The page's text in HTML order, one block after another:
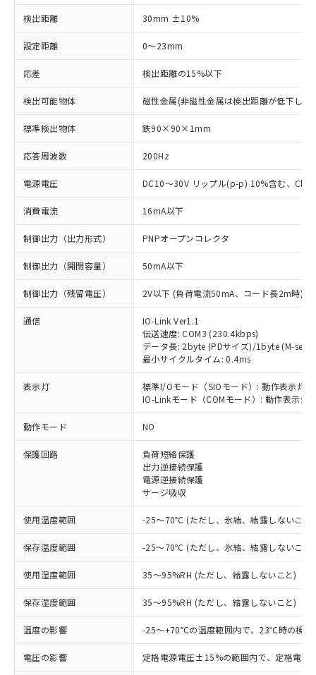
検出距離 30mm ±10%
設定距離 0～23mm
応差 検出距離の15%以下
検出可能物体 磁性金属(非磁性金属は検出距離が低下しま
標準検出物体 鉄90×90×1mm
応答周波数 200Hz
電源電圧 DC10～30V リップル(p-p) 10%含む、
消費電流 16mA以下
制御出力（出力形式） PNPオープンコレクタ
制御出力（開閉容量） 50mA以下
制御出力（残留電圧） 2V以下 (負荷電流50mA、コード長2m時)
通信
IO-Link Ver1.1
伝送速度: COM3 (230.4kbps)
データ長: 2byte (PDサイズ)/1byte (M-
最小サイクルタイム: 0.4ms
表示灯
標準I/Oモード（SIOモード）: 動作表示灯(
IO-Linkモード（COMモード）: 動作表示
動作モード NO
保護回路
負荷短絡保護
出力逆接続保護
電源逆接続保護
サージ吸収
使用温度範囲 -25～70℃ (ただし、氷結、結露しないこと)
保存温度範囲 -25～70℃ (ただし、氷結、結露しないこと)
使用湿度範囲 35～95%RH (ただし、結露しないこと)
保存湿度範囲 35～95%RH (ただし、結露しないこと)
温度の影響 -25～+70℃の温度範囲内で、23℃時の検
電圧の影響 定格電源電圧±15%の範囲内で、定格電
ご利用条件
以下の条件をお読みいただき、同意のうえ
ご利用ください。
本サービスは、当社制御機器事業取扱
商品の当社在庫状況および標準価格
(税抜)を提供させていただくもので
当社制御機器事業取扱商品の中には、
本サービスの対象外となる商品もある
ことをご了承ください。
対応済み：EU RoHS指令（10物質）の
非含有に対応した製品が提供可能な商品で
対応予定：EU RoHS指令（10物質）の非含
有に対応した製品に切り替える予定のある
商品です。
対応予定なし：EU RoHS指令（10物質）の
非含有に非対応の商品で、対応品を出す予
定はありません。
調査・確認中：EU RoHS指令（10物質）の
非含有の対応状況を調査中または確認中の
商品です。
非該当品：ライセンス料など無形物で、有
害物質有無と関係のない商品です。
いたものが、含有品と判明した場合などや
※1 中国RoHS○×表
「○」：最大均質材料含有率が中国RoHSの
基準値以下であることを示します。
「×」：最大均質材料含有率が中国RoHSの
基準値を超えていることを示します。